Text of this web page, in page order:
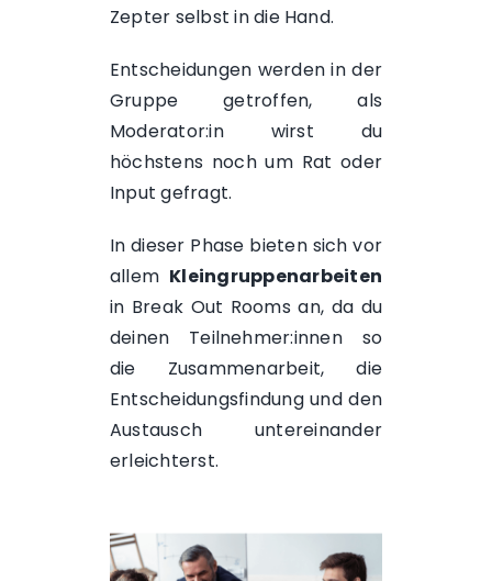
Zepter selbst in die Hand.
Entscheidungen werden in der
Gruppe getroffen, als
Moderator:in wirst du
höchstens noch um Rat oder
Input gefragt.
In dieser Phase bieten sich vor
allem Kleingruppenarbeiten
in Break Out Rooms an, da du
deinen Teilnehmer:innen so
die Zusammenarbeit, die
Entscheidungsfindung und den
Austausch untereinander
erleichterst.